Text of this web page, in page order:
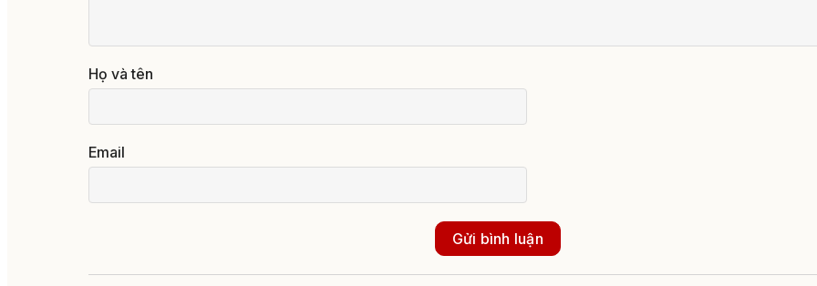
Họ và tên
Email
Gửi bình luận